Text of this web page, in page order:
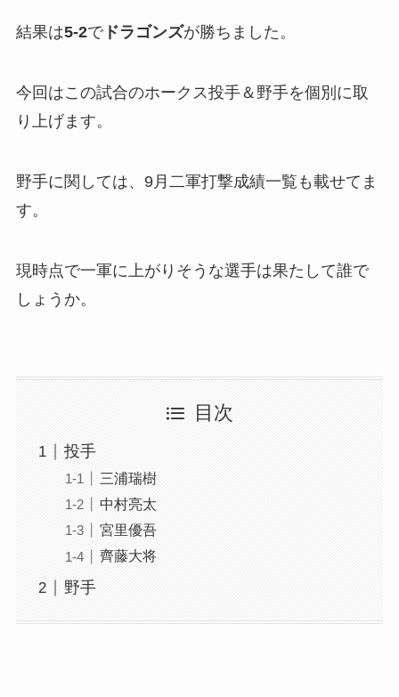
結果は5-2でドラゴンズが勝ちました。
今回はこの試合のホークス投手＆野手を個別に取
り上げます。
野手に関しては、9月二軍打撃成績一覧も載せてま
す。
現時点で一軍に上がりそうな選手は果たして誰で
しょうか。
目次
投手
三浦瑞樹
中村亮太
宮里優吾
齊藤大将
野手